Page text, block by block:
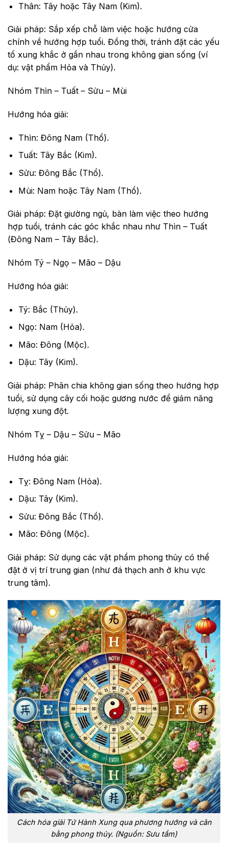
Thân: Tây hoặc Tây Nam (Kim).
Giải pháp: Sắp xếp chỗ làm việc hoặc hướng cửa
chính về hướng hợp tuổi. Đồng thời, tránh đặt các yếu
tố xung khắc ở gần nhau trong không gian sống (ví
dụ: vật phẩm Hỏa và Thủy).
Nhóm Thìn – Tuất – Sửu – Mùi
Hướng hóa giải:
Thìn: Đông Nam (Thổ).
Tuất: Tây Bắc (Kim).
Sửu: Đông Bắc (Thổ).
Mùi: Nam hoặc Tây Nam (Thổ).
Giải pháp: Đặt giường ngủ, bàn làm việc theo hướng
hợp tuổi, tránh các góc khắc nhau như Thìn – Tuất
(Đông Nam – Tây Bắc).
Nhóm Tý – Ngọ – Mão – Dậu
Hướng hóa giải:
Tý: Bắc (Thủy).
Ngọ: Nam (Hỏa).
Mão: Đông (Mộc).
Dậu: Tây (Kim).
Giải pháp: Phân chia không gian sống theo hướng hợp
tuổi, sử dụng cây cối hoặc gương nước để giảm năng
lượng xung đột.
Nhóm Tỵ – Dậu – Sửu – Mão
Hướng hóa giải:
Tỵ: Đông Nam (Hỏa).
Dậu: Tây (Kim).
Sửu: Đông Bắc (Thổ).
Mão: Đông (Mộc).
Giải pháp: Sử dụng các vật phẩm phong thủy có thể
đặt ở vị trí trung gian (như đá thạch anh ở khu vực
trung tâm).
Cách hóa giải Tứ Hành Xung qua phương hướng và cân
bằng phong thủy. (Nguồn: Sưu tầm)